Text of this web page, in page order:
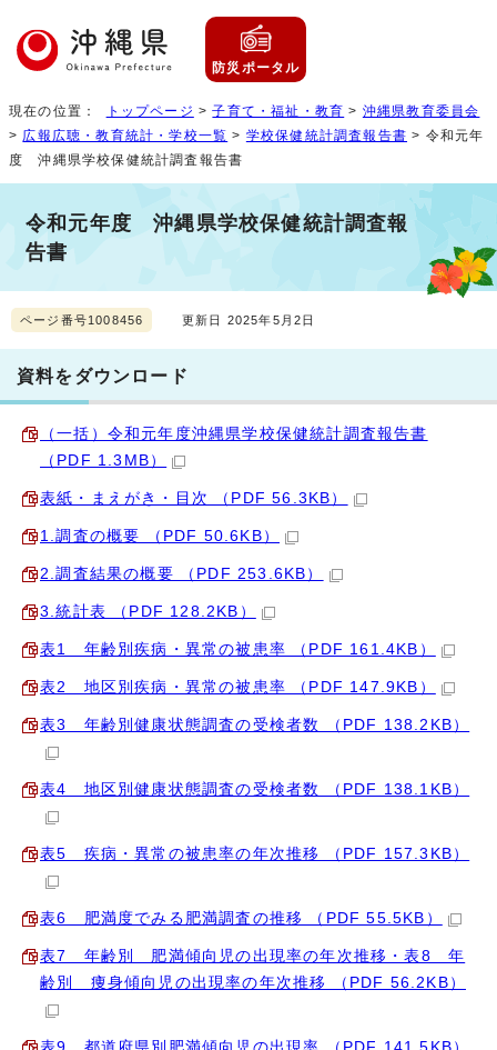
防災ポータル
現在の位置： トップページ >子育て・福祉・教育 > 沖縄県教育委員会
> 広報広聴・教育統計・学校一覧 > 学校保健統計調査報告書 > 令和元年
度 沖縄県学校保健統計調査報告書
令和元年度 沖縄県学校保健統計調査報
告書
ページ番号1008456 更新日 2025年5月2日
資料をダウンロード
（一括）令和元年度沖縄県学校保健統計調査報告書
（PDF 1.3MB）
表紙・まえがき・目次 （PDF 56.3KB）
1.調査の概要 （PDF 50.6KB）
2.調査結果の概要 （PDF 253.6KB）
3.統計表 （PDF 128.2KB）
表1 年齢別疾病・異常の被患率 （PDF 161.4KB）
表2 地区別疾病・異常の被患率 （PDF 147.9KB）
表3 年齢別健康状態調査の受検者数 （PDF 138.2KB）
表4 地区別健康状態調査の受検者数 （PDF 138.1KB）
表5 疾病・異常の被患率の年次推移 （PDF 157.3KB）
表6 肥満度でみる肥満調査の推移 （PDF 55.5KB）
表7 年齢別 肥満傾向児の出現率の年次推移・表8 年
齢別 痩身傾向児の出現率の年次推移 （PDF 56.2KB）